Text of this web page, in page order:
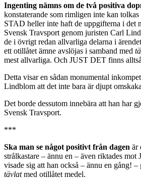
Ingenting nämns om de två positiva
konstaterande som rimligen inte kan tolkas
STAD heller inte haft de uppgifterna i det
Svensk Travsport genom juristen Carl
de i övrigt redan allvarliga delarna i
ett otillåtet ämne avslöjas i samband med
mest allvarliga. Och JUST DET finns
Detta visar en sådan monumental
Lindblom att det inte bara är djupt
Det borde dessutom innebära att han har
Svensk Travsport.
***
Ska man se något positivt från dagen är
strålkastare – ännu en – även riktades
visade sig att han också – ännu en gång!
tävlatmed otillåtet medel.